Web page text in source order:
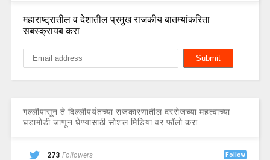
महाराष्ट्रातील व देशातील प्रमुख राजकीय बातम्यांकरिता
सबस्क्रायब करा
गल्लीपासून ते दिल्लीपर्यंतच्या राजकारणातील दररोजच्या महत्वाच्या
घडामोडी जाणून घेण्यासाठी सोशल मिडिया वर फॉलो करा
273 Followers Follow